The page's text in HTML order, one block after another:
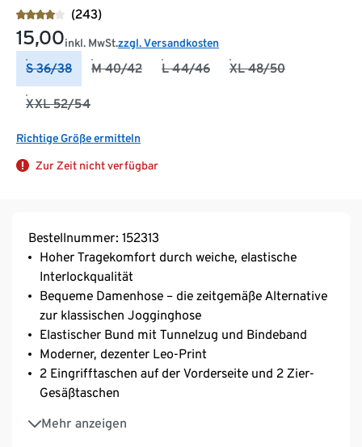
(243)
15,00inkl. MwSt.zzgl. Versandkosten
S 36/38 M 40/42 L 44/46 XL 48/50
XXL 52/54
Richtige Größe ermitteln
Zur Zeit nicht verfügbar
Bestellnummer: 152313
Hoher Tragekomfort durch weiche, elastische
Interlockqualität
Bequeme Damenhose – die zeitgemäße Alternative
zur klassischen Jogginghose
Elastischer Bund mit Tunnelzug und Bindeband
Moderner, dezenter Leo-Print
2 Eingrifftaschen auf der Vorderseite und 2 Zier-
Gesäßtaschen
Mehr anzeigen
Beinabschluss mit angesetztem Bündchen
Mit Elasthan: formbeständig, perfekter Sitz, hoher